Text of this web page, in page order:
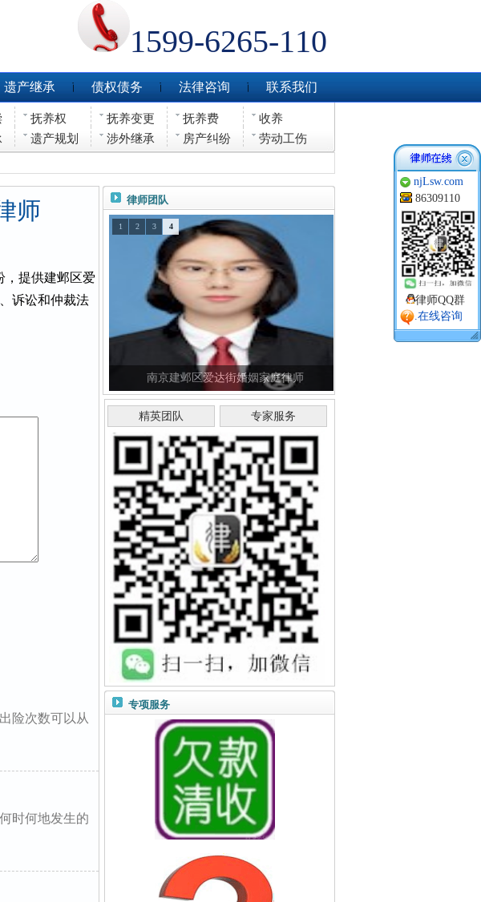
1599-6265-110
遗产继承 债权债务 法律咨询 联系我们
抚养权 抚养变更 抚养费
收养
遗产规划 涉外继承 房产纠纷 劳动工伤
师
，提供建邺区爱
诉讼和仲裁法
险次数可以从
时何地发生的
律师团队
南京建邺区爱达街婚姻家庭律师
1 2 3 4
精英团队 专家服务
专项服务
njLsw.com
86309110
律师QQ群
.在线咨询